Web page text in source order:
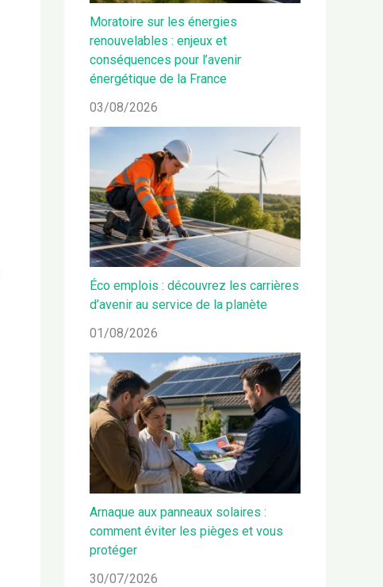
Moratoire sur les énergies
renouvelables : enjeux et
conséquences pour l’avenir
énergétique de la France
03/08/2026
Éco emplois : découvrez les carrières
d’avenir au service de la planète
01/08/2026
Arnaque aux panneaux solaires :
comment éviter les pièges et vous
protéger
30/07/2026